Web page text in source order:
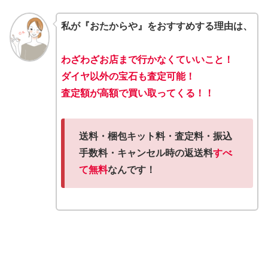
私が『おたからや』をおすすめする理由は、
わざわざお店まで行かなくていいこと！
ダイヤ以外の宝石も査定可能！
査定額が高額で買い取ってくる！！
送料・梱包キット料・査定料・振込
手数料・キャンセル時の返送料すべ
て無料なんです！